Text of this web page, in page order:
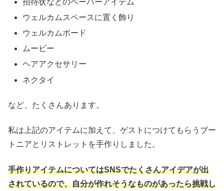
ウェルカムスペースに置く飾り
ウェルカムボード
ムービー
ヘアアクセサリー
ネクタイ
など、たくさんあります。
私は上記のアイテムに加えて、ゲストにつけてもらうブー
トニアとリストレットを手作りしました。
手作りアイテムについてはSNSでたくさんアイデアが出
されているので、自分が作れそうなものがあったら挑戦し